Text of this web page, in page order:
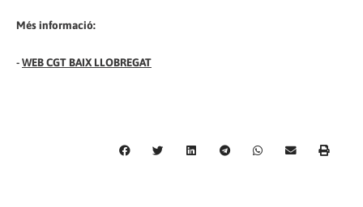
Més informació:
-WEB CGT BAIX LLOBREGAT